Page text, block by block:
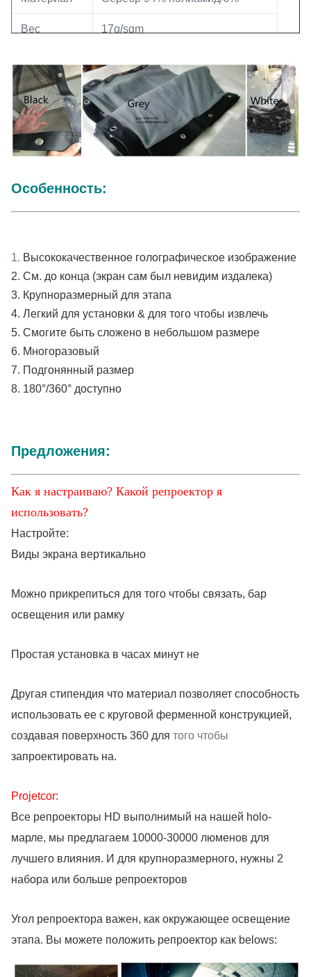
Вес 17g/sqm
Особенность:
1. Высококачественное голографическое изображение
2. См. до конца (экран сам был невидим издалека)
3. Крупноразмерный для этапа
4. Легкий для установки & для того чтобы извлечь
5. Смогите быть сложено в небольшом размере
6. Многоразовый
7. Подгонянный размер
8. 180°/360° доступно
Предложения:
Как я настраиваю? Какой репроектор я
использовать?
Настройте:
Виды экрана вертикально
Можно прикрепиться для того чтобы связать, бар
освещения или рамку
Простая установка в часах минут не
Другая стипендия что материал позволяет способность
использовать ее с круговой ферменной конструкцией,
создавая поверхность 360 для того чтобы
запроектировать на.
Projetcor:
Все репроекторы HD выполнимый на нашей holo-
марле, мы предлагаем 10000-30000 люменов для
лучшего влияния. И для крупноразмерного, нужны 2
набора или больше репроекторов
Угол репроектора важен, как окружающее освещение
этапа. Вы можете положить репроектор как belows: